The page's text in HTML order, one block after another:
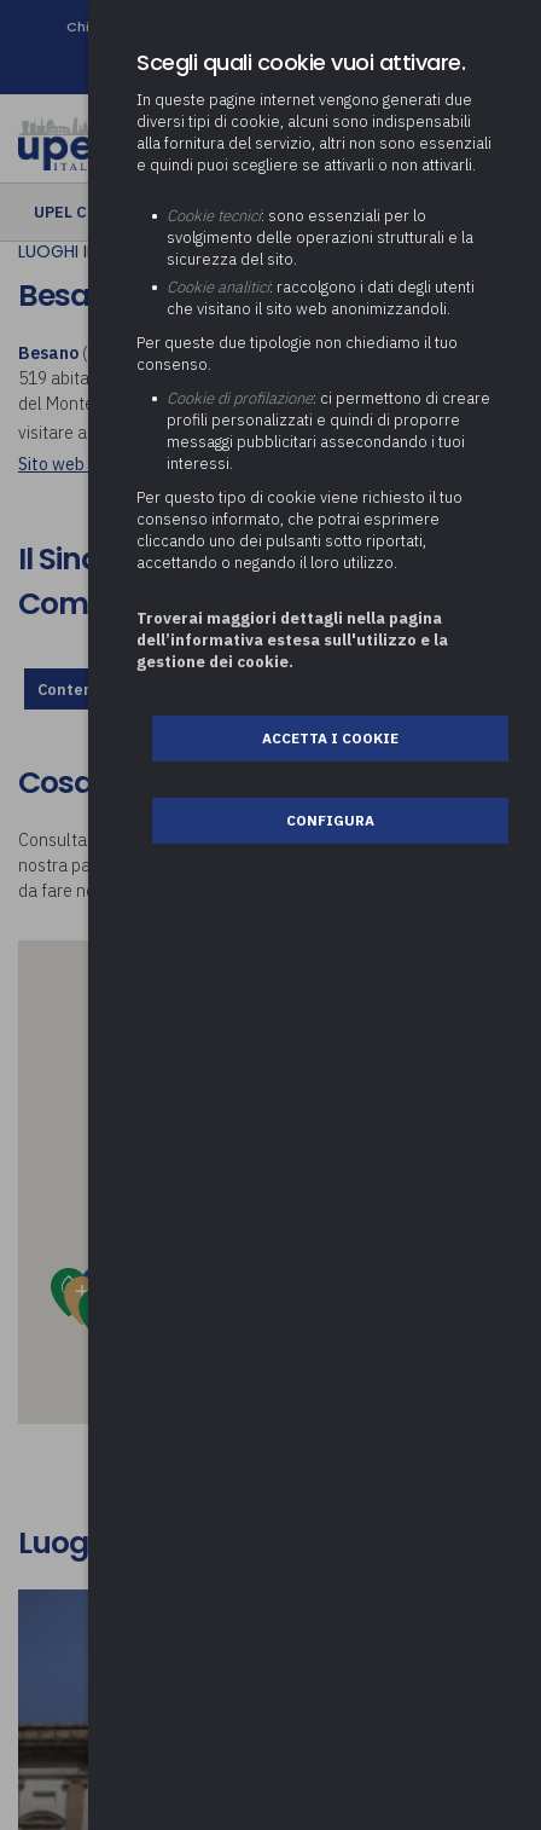
Chi siamo
Newsletter
UPEL CULTURA › Besano
LUOGHI IN COMUNE
Besano
Besano (Besàan in dialetto varesotto) è un comune italiano di 2
519 abitanti della provincia di Varese in Lombardia. Sorge ai piedi
del Monte San Giorgio, al confine con la Svizzera. Scopri cosa
visitare a Besano.
Sito web istituzionale: Comune di Besano
Il Sindaco di Besano presenta il
Comune
Contenuto non disponibile, rivedi la configurazione dei cookie.
Cosa visitare a Besano
Consulta la mappa e scopricosa visitare a Besano. Visitando la
nostra pagina
da fare nei comuni della provincia di Varese e oltre!
Luoghi d'interesse culturale
Scegli quali cookie vuoi attivare.
In queste pagine internet vengono generati due
diversi tipi di cookie, alcuni sono indispensabili
alla fornitura del servizio, altri non sono essenziali
e quindi puoi scegliere se attivarli o non attivarli.
Cookie tecnici: sono essenziali per lo
svolgimento delle operazioni strutturali e la
sicurezza del sito.
Cookie analitici: raccolgono i dati degli utenti
che visitano il sito web anonimizzandoli.
Per queste due tipologie non chiediamo il tuo
consenso.
Cookie di profilazione: ci permettono di creare
profili personalizzati e quindi di proporre
messaggi pubblicitari assecondando i tuoi
interessi.
Per questo tipo di cookie viene richiesto il tuo
consenso informato, che potrai esprimere
cliccando uno dei pulsanti sotto riportati,
accettando o negando il loro utilizzo.
Troverai maggiori dettagli nella pagina
dell’informativa estesa sull'utilizzo e la
gestione dei cookie.
ACCETTA I COOKIE
CONFIGURA